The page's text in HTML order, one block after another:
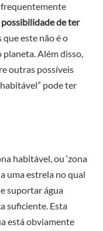
frequentemente
de ter
que este não é o
planeta. Além disso,
outras possíveis
pode ter
habitável, ou ‘zona
uma estrela no qual
suportar água
suficiente. Esta
está obviamente